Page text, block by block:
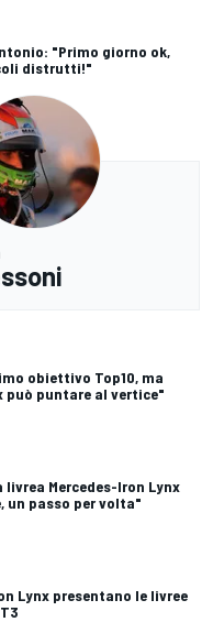
"Primo giorno ok,
distrutti!"
obiettivo Top10, ma
può puntare al vertice"
livrea Mercedes-Iron Lynx
un passo per volta"
Lynx presentano le livree